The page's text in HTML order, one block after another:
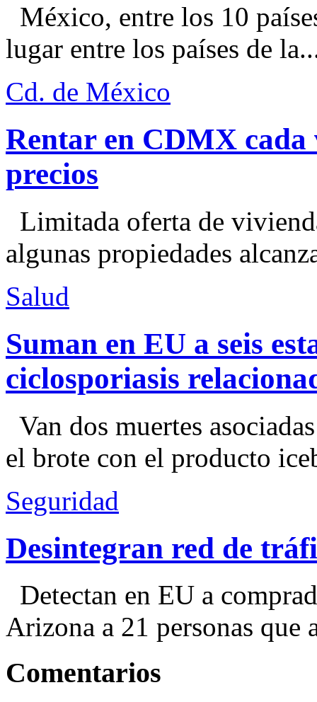
México, entre los 10
lugar entre los países de
Cd. de México
Rentar en CDMX cada
precios
Limitada oferta de
algunas propiedades
Salud
Suman en EU a seis
ciclosporiasis
Van dos muertes
el brote con el producto
Seguridad
Desintegran red de
Detectan en EU a
Arizona a 21 personas que
Comentarios